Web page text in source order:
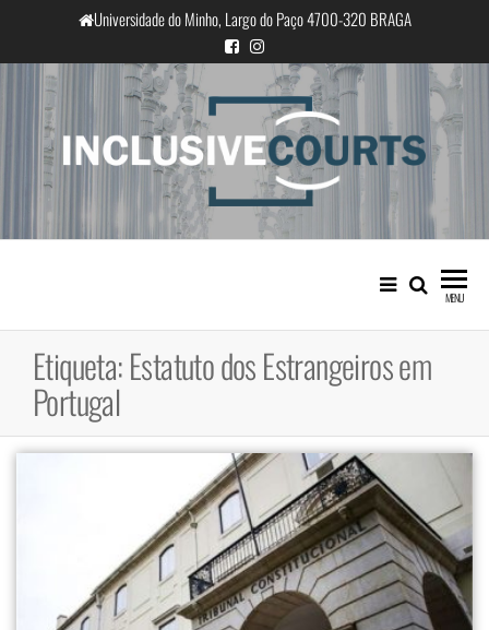
o
conteúdo
Universidade do Minho, Largo do Paço 4700-320 BRAGA
InclusiveCourts
Igualdade e diferença cultural na
prática judicial portuguesa
MENU
Etiqueta:Estatuto dos Estrangeiros em
Portugal